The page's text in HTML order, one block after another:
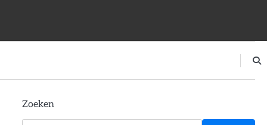
Zoeken